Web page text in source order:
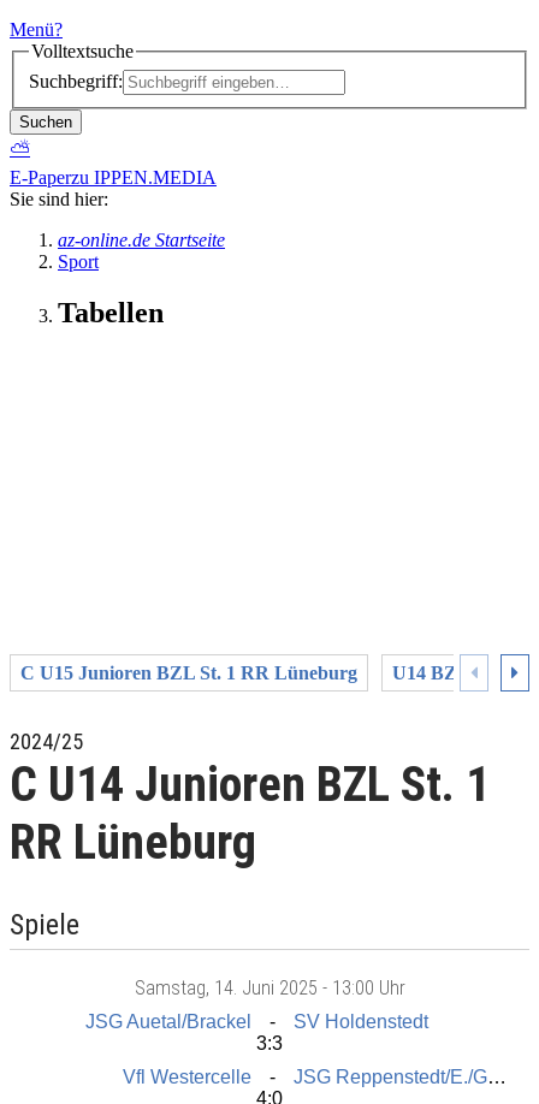
Menü?
Volltextsuche
Suchbegriff:
Suchen
⛅
E-Paperzu IPPEN.MEDIA
Sie sind hier:
az-online.de Startseite
Sport
Tabellen
C U15 Junioren BZL St. 1 RR Lüneburg U14 BZL St. 1
2024/25
C U14 Junioren BZL St. 1
RR Lüneburg
Spiele
Samstag, 14. Juni 2025 - 13:00 Uhr
JSG Auetal/Brackel
SV Holdenstedt
3:3
Vfl Westercelle
JSG Reppenstedt/E./Gellersen
4:0